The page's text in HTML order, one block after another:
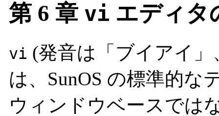
第 6 章 vi エディタ
vi (発音は「ブイアイ」
は、SunOS の標準的な
ウィンドウベースでは